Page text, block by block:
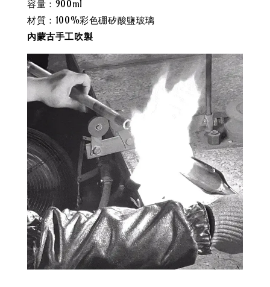
容量：900ml
材質：100%彩色硼矽酸鹽玻璃
內蒙古手工吹製